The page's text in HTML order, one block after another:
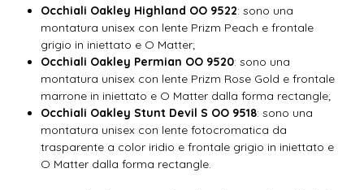
Occhiali Oakley Highland OO 9522: sono una
montatura unisex con lente Prizm Peach e frontale
grigio in iniettato e O Matter;
Occhiali Oakley Permian OO 9520: sono una
montatura unisex con lente Prizm Rose Gold e frontale
marrone in iniettato e O Matter dalla forma rectangle;
Occhiali Oakley Stunt Devil S OO 9518: sono una
montatura unisex con lente fotocromatica da
trasparente a color iridio e frontale grigio in iniettato e
O Matter dalla forma rectangle.